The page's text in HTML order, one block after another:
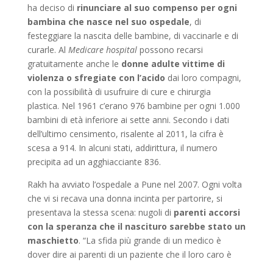
ha deciso di rinunciare al suo compenso per ogni
bambina che nasce nel suo ospedale, di
festeggiare la nascita delle bambine, di vaccinarle e di
curarle. Al Medicare hospitalpossono recarsi
gratuitamente anche le donne adulte vittime di
violenza o sfregiate con l’acido dai loro compagni,
con la possibilità di usufruire di cure e chirurgia
plastica. Nel 1961 c’erano 976 bambine per ogni 1.000
bambini di età inferiore ai sette anni. Secondo i dati
dell’ultimo censimento, risalente al 2011, la cifra è
scesa a 914. In alcuni stati, addirittura, il numero
precipita ad un agghiacciante 836.
Rakh ha avviato l’ospedale a Pune nel 2007. Ogni volta
che vi si recava una donna incinta per partorire, si
presentava la stessa scena: nugoli di parenti accorsi
con la speranza che il nascituro sarebbe stato un
maschietto. “La sfida più grande di un medico è
dover dire ai parenti di un paziente che il loro caro è